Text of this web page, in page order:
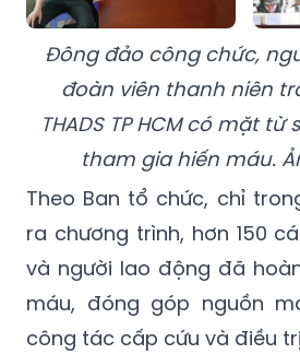
Đông đảo công chức,
đoàn viên thanh niên
THADS TP HCM có mặt
tham gia hiến máu.
Theo Ban tổ chức, chỉ
ra chương trình, hơn 150
và người lao động đã
máu, đóng góp nguồn
công tác cấp cứu và điều